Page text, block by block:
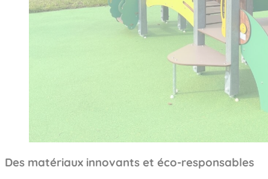
Des matériaux innovants et éco-responsables